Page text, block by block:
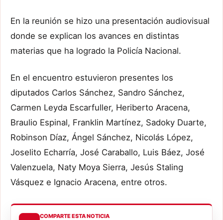
En la reunión se hizo una presentación audiovisual
donde se explican los avances en distintas
materias que ha logrado la Policía Nacional.
En el encuentro estuvieron presentes los
diputados Carlos Sánchez, Sandro Sánchez,
Carmen Leyda Escarfuller, Heriberto Aracena,
Braulio Espinal, Franklin Martínez, Sadoky Duarte,
Robinson Díaz, Ángel Sánchez, Nicolás López,
Joselito Echarría, José Caraballo, Luis Báez, José
Valenzuela, Naty Moya Sierra, Jesús Staling
Vásquez e Ignacio Aracena, entre otros.
COMPARTE ESTA NOTICIA